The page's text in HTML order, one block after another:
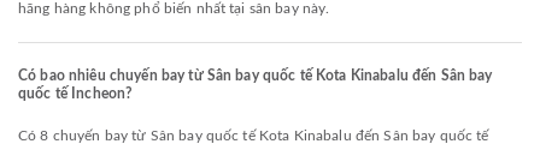
hãng hàng không phổ biến nhất tại sân bay này.
Có bao nhiêu chuyến bay từ Sân bay quốc tế Kota Kinabalu đến Sân bay
quốc tế Incheon?
Có 8 chuyến bay từ Sân bay quốc tế Kota Kinabalu đến Sân bay quốc tế